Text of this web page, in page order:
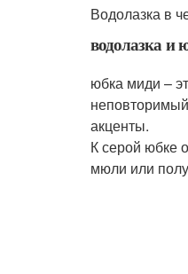
Водолазка в
водолазка и
юбка миди –
акценты.
К серой юбке
мюли или